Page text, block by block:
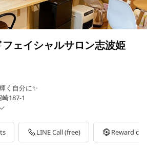
ェイシャルサロン志波姫
く自分に✨
187-1
LINE Call (free) Reward